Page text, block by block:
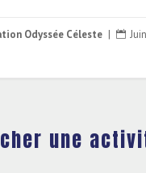
Odyssée Céleste | 
une